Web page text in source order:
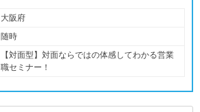
大阪府
随時
【対面型】対面ならではの体感してわかる営業
職セミナー！